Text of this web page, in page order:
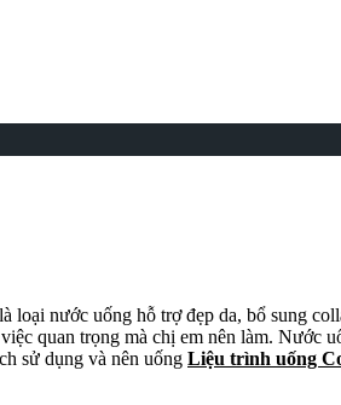
nước uống hỗ trợ đẹp da, bổ sung
quan trọng mà chị em nên làm.
sử dụng và nên uống Liệu trình uống